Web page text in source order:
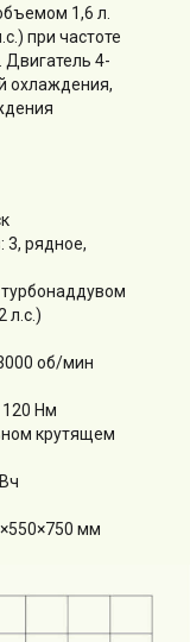
1,6 л.
при частоте
Двигатель 4-
охлаждения,
3, рядное,
л.с.)
об/мин
Нм
крутящем
мм